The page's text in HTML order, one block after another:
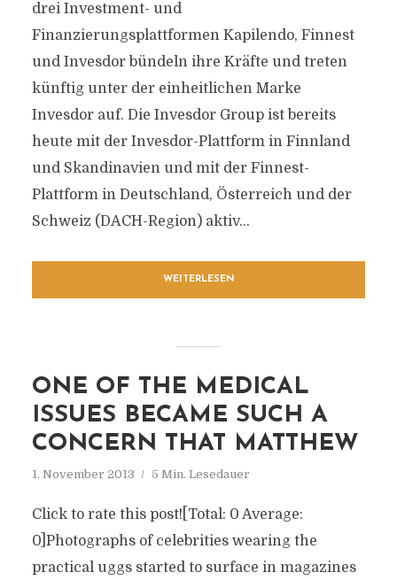
drei Investment- und
Finanzierungsplattformen Kapilendo, Finnest
und Invesdor bündeln ihre Kräfte und treten
künftig unter der einheitlichen Marke
Invesdor auf. Die Invesdor Group ist bereits
heute mit der Invesdor-Plattform in Finnland
und Skandinavien und mit der Finnest-
Plattform in Deutschland, Österreich und der
Schweiz (DACH-Region) aktiv...
WEITERLESEN
ONE OF THE MEDICAL
ISSUES BECAME SUCH A
CONCERN THAT MATTHEW
1. November 2013 5 Min. Lesedauer
Click to rate this post![Total: 0 Average:
0]Photographs of celebrities wearing the
practical uggs started to surface in magazines